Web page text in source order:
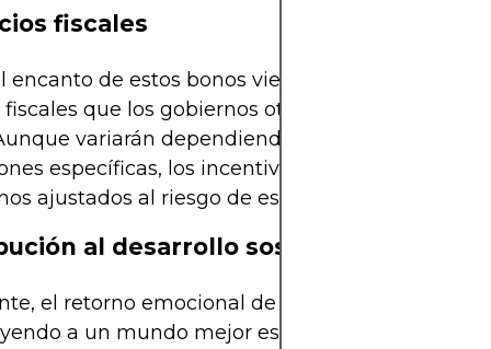
fiscales
encanto de estos bonos viene de las potenciales
que los gobiernos otorgan a las
variarán dependiendo de las
específicas, los incentivos fiscales pueden
ajustados al riesgo de estas inversiones.
al desarrollo sostenible
el retorno emocional de saber que estás
a un mundo mejor es, para algunos,